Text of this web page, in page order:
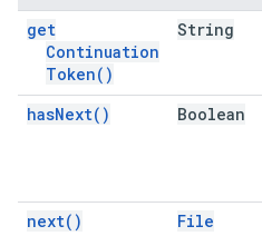
get
Continuation
Token( )
String
hasNext( ) Boolean
next( ) File